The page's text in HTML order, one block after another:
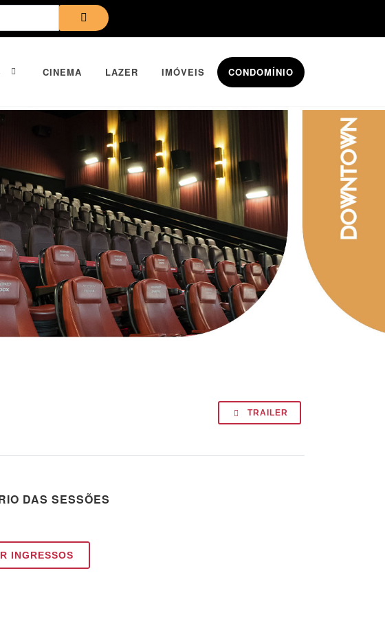
CINEMA LAZER IMÓVEIS CONDOMÍNIO
TRAILER
DAS SESSÕES
INGRESSOS